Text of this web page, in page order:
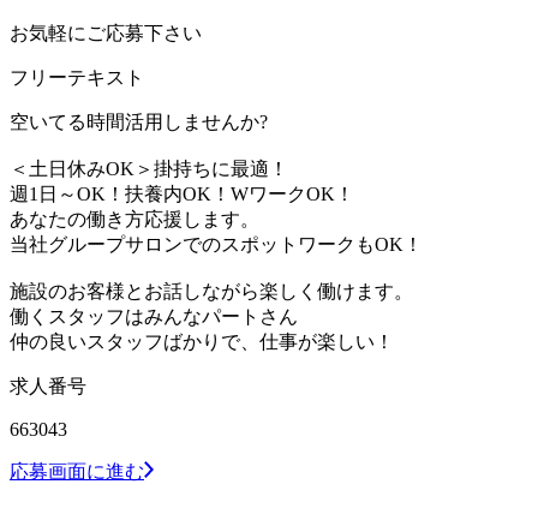
お気軽にご応募下さい
フリーテキスト
空いてる時間活用しませんか?
＜土日休みOK＞掛持ちに最適！
週1日～OK！扶養内OK！WワークOK！
あなたの働き方応援します。
当社グループサロンでのスポットワークもOK！
施設のお客様とお話しながら楽しく働けます。
働くスタッフはみんなパートさん
仲の良いスタッフばかりで、仕事が楽しい！
求人番号
663043
応募画面に進む